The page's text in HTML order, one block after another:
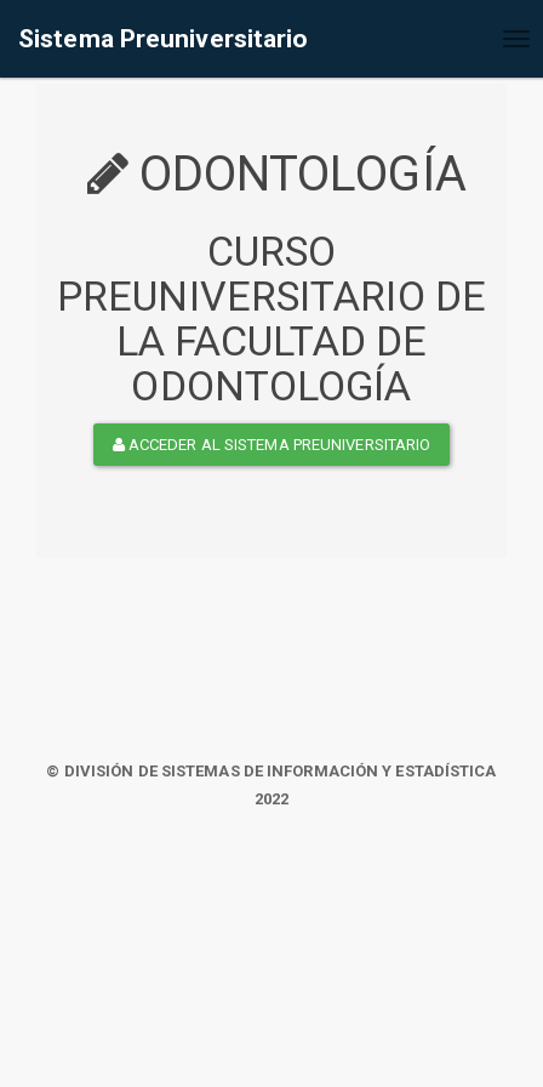
Sistema Preuniversitario
ODONTOLOGÍA
CURSO
PREUNIVERSITARIO DE
LA FACULTAD DE
ODONTOLOGÍA
ACCEDER AL SISTEMA PREUNIVERSITARIO
© DIVISIÓN DE SISTEMAS DE INFORMACIÓN Y ESTADÍSTICA
2022